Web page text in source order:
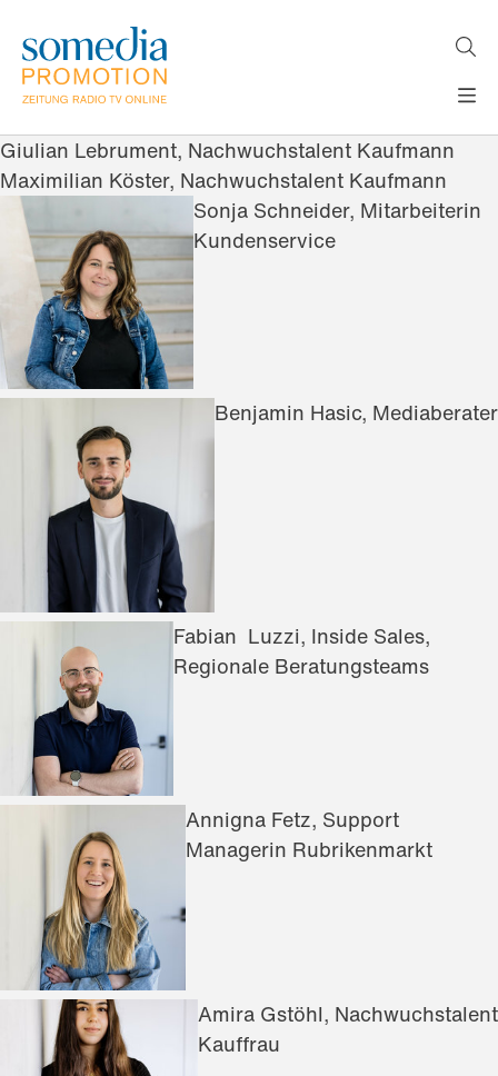
zum
Inhalt
H
P
O
MEDIEN
WERBEFORMATE
LÖSUNGEN
Giulian Lebrument, Nachwuchstalent Kaufmann
Maximilian Köster, Nachwuchstalent Kaufmann
Sonja Schneider, Mitarbeiterin
Kundenservice
Benjamin Hasic, Mediaberater
Fabian Luzzi, Inside Sales,
Regionale Beratungsteams
Annigna Fetz, Support
Managerin Rubrikenmarkt
Amira Gstöhl, Nachwuchstalent
Kauffrau